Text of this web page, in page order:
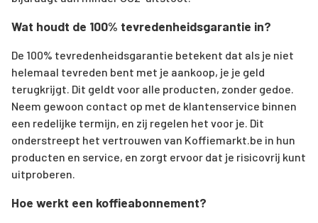
Wat houdt de 100% tevredenheidsgarantie in?
De 100% tevredenheidsgarantie betekent dat als je niet
helemaal tevreden bent met je aankoop, je je geld
terugkrijgt. Dit geldt voor alle producten, zonder gedoe.
Neem gewoon contact op met de klantenservice binnen
een redelijke termijn, en zij regelen het voor je. Dit
onderstreept het vertrouwen van Koffiemarkt.be in hun
producten en service, en zorgt ervoor dat je risicovrij kunt
uitproberen.
Hoe werkt een koffieabonnement?